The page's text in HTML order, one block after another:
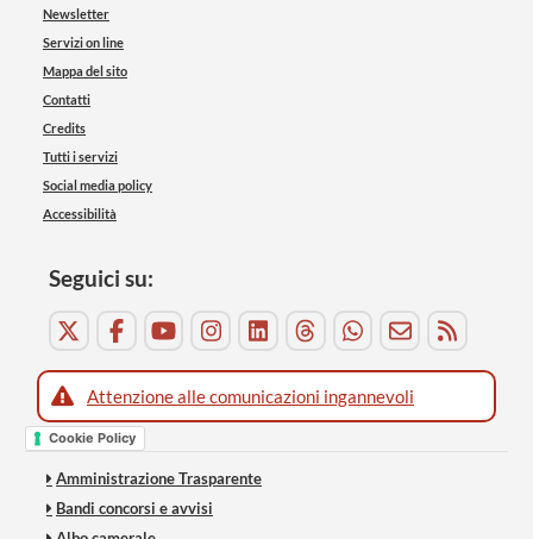
Newsletter
Servizi on line
Mappa del sito
Contatti
Credits
Tutti i servizi
Social media policy
Accessibilità
Seguici su:
Attenzione alle comunicazioni ingannevoli
Cookie Policy
Amministrazione Trasparente
Bandi concorsi e avvisi